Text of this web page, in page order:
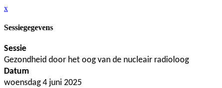
x
Sessiegegevens
Sessie
Gezondheid door het oog van de nucleair radioloog
Datum
woensdag 4 juni 2025